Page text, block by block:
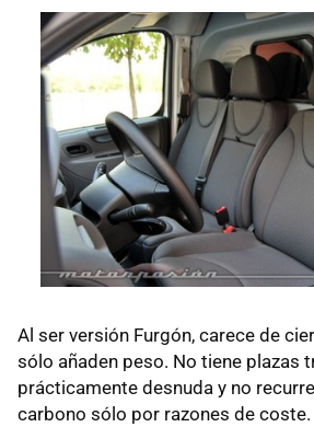
Al ser versión Furgón, carece de
sólo añaden peso. No tiene plazas
prácticamente desnuda y no
carbono sólo por razones de coste.